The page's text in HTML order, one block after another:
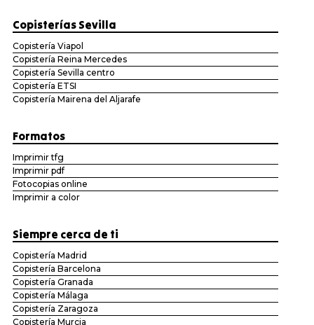
Copisterías Sevilla
Copistería Viapol
Copistería Reina Mercedes
Copistería Sevilla centro
Copistería ETSI
Copistería Mairena del Aljarafe
Formatos
Imprimir tfg
Imprimir pdf
Fotocopias online
Imprimir a color
Siempre cerca de ti
Copistería Madrid
Copistería Barcelona
Copistería Granada
Copistería Málaga
Copistería Zaragoza
Copistería Murcia